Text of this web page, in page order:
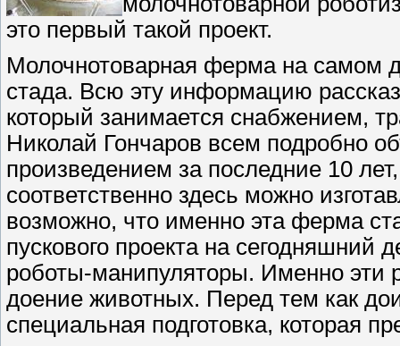
это первый такой проект.
Молочнотоварная ферма на самом
стада. Всю эту информацию
который занимается снабжением,
Николай Гончаров всем подробно
произведением за последние 10
соответственно здесь можно
возможно, что именно эта ферма
пускового проекта на сегодняшний
роботы-манипуляторы. Именно эти
доение животных. Перед тем как
специальная подготовка, которая